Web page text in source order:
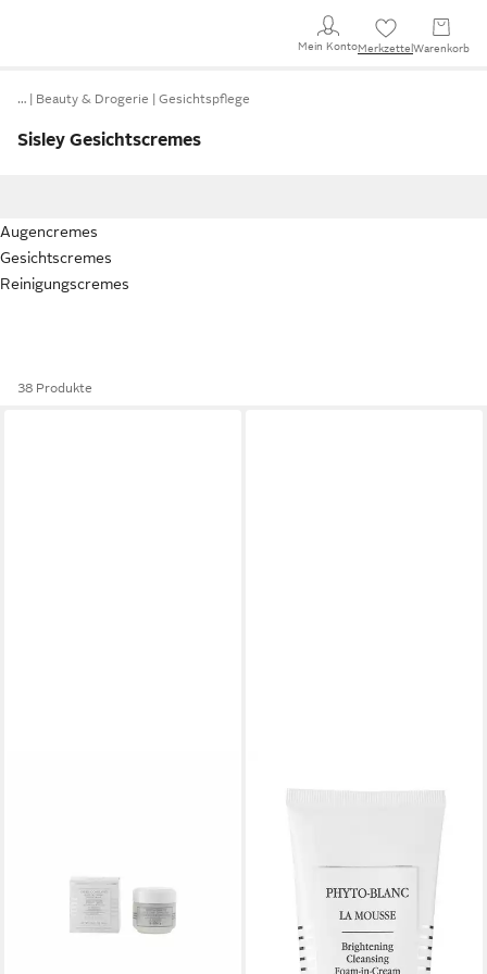
Mein KontoMerkzettel Warenkorb
… Beauty & Drogerie Gesichtspflege
Sisley Gesichtscremes
Augencremes
Gesichtscremes
Reinigungscremes
38 Produkte